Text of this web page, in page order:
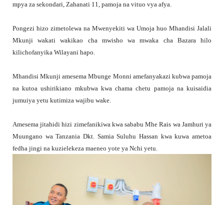
mpya za sekondari, Zahanati 11, pamoja na vituo vya afya.
Pongezi hizo zimetolewa na Mwenyekiti wa Umoja huo Mhandisi Jalali
Mkunji wakati wakikao cha mwisho wa mwaka cha Bazara hilo
kilichofanyika Wilayani hapo.
Mhandisi Mkunji amesema Mbunge Monni amefanyakazi kubwa pamoja
na kutoa ushirikiano mkubwa kwa chama chetu pamoja na kuisaidia
jumuiya yetu kutimiza wajibu wake.
Amesema jitahidi hizi zimefanikiwa kwa sababu Mhe Rais wa Jamhuri ya
Muungano wa Tanzania Dkt. Samia Suluhu Hassan kwa kuwa ametoa
fedha jingi na kuzielekeza maeneo yote ya Nchi yetu.